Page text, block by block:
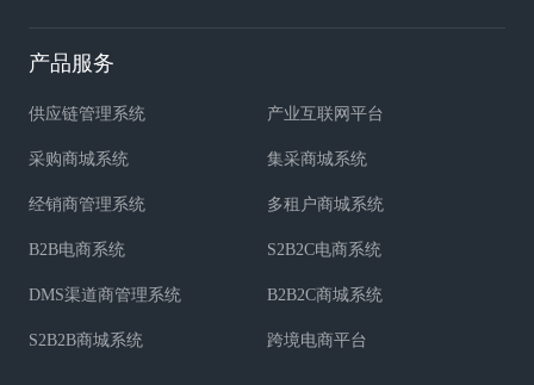
产品服务
供应链管理系统 产业互联网平台
采购商城系统 集采商城系统
经销商管理系统 多租户商城系统
B2B电商系统 S2B2C电商系统
DMS渠道商管理系统 B2B2C商城系统
S2B2B商城系统 跨境电商平台